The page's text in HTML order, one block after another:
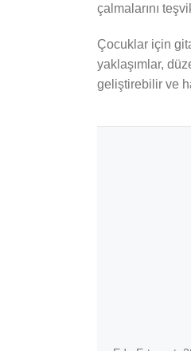
çalmalarını
Çocuklar için
yaklaşımlar,
geliştirebilir ve